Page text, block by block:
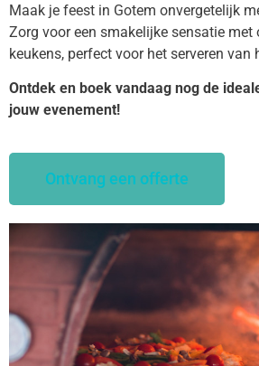
Maak je feest in Gotem onvergetelijk
Zorg voor een smakelijke sensatie met
keukens, perfect voor het serveren van
Ontdek en boek vandaag nog de
jouw evenement!
Ontvang een offerte